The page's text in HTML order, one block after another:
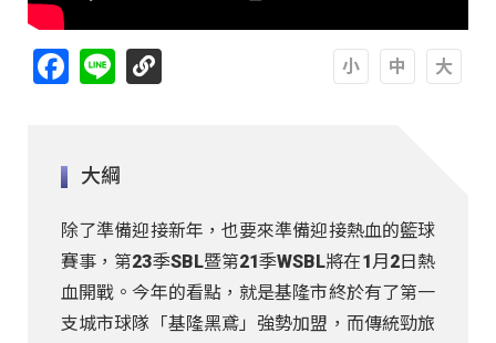
Facebook
Line
大綱
除了準備迎接新年，也要來準備迎接熱血的籃球
賽事，第23季SBL暨第21季WSBL將在1月2日熱
血開戰。今年的看點，就是基隆市終於有了第一
支城市球隊「基隆黑鳶」強勢加盟，而傳統勁旅